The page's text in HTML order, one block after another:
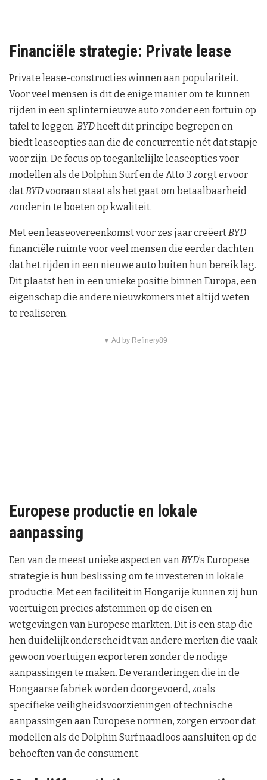
Financiële strategie: Private lease
Private lease-constructies winnen aan populariteit.
Voor veel mensen is dit de enige manier om te kunnen
rijden in een splinternieuwe auto zonder een fortuin op
tafel te leggen. BYDheeft dit principe begrepen en
biedt leaseopties aan die de concurrentie nét dat stapje
voor zijn. De focus op toegankelijke leaseopties voor
modellen als de Dolphin Surf en de Atto 3 zorgt ervoor
datBYDvooraan staat als het gaat om betaalbaarheid
zonder in te boeten op kwaliteit.
Met een leaseovereenkomst voor zes jaar creëertBYD
financiële ruimte voor veel mensen die eerder dachten
dat het rijden in een nieuwe auto buiten hun bereik lag.
Dit plaatst hen in een unieke positie binnen Europa, een
eigenschap die andere nieuwkomers niet altijd weten
te realiseren.
▼ Ad by Refinery89
Europese productie en lokale
aanpassing
Een van de meest unieke aspecten vanBYD’s Europese
strategie is hun beslissing om te investeren in lokale
productie. Met een faciliteit in Hongarije kunnen zij hun
voertuigen precies afstemmen op de eisen en
wetgevingen van Europese markten. Dit is een stap die
hen duidelijk onderscheidt van andere merken die vaak
gewoon voertuigen exporteren zonder de nodige
aanpassingen te maken. De veranderingen die in de
Hongaarse fabriek worden doorgevoerd, zoals
specifieke veiligheidsvoorzieningen of technische
aanpassingen aan Europese normen, zorgen ervoor dat
modellen als de Dolphin Surf naadloos aansluiten op de
behoeften van de consument.